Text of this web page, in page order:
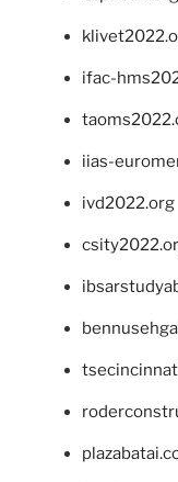
ifac-
iias-
ivd2022.org